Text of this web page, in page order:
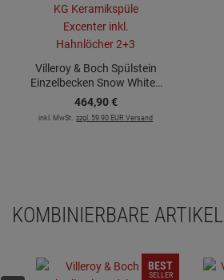
Villeroy & Boch Spülstein
Einzelbecken Snow White -
6320 62 KG Keramikspüle
Excenter inkl. Hahnlöcher
2+3
464,90 €
inkl. MwSt. zzgl. 59.90 EUR Versand
KOMBINIERBARE ARTIKEL
BEST
SELLER